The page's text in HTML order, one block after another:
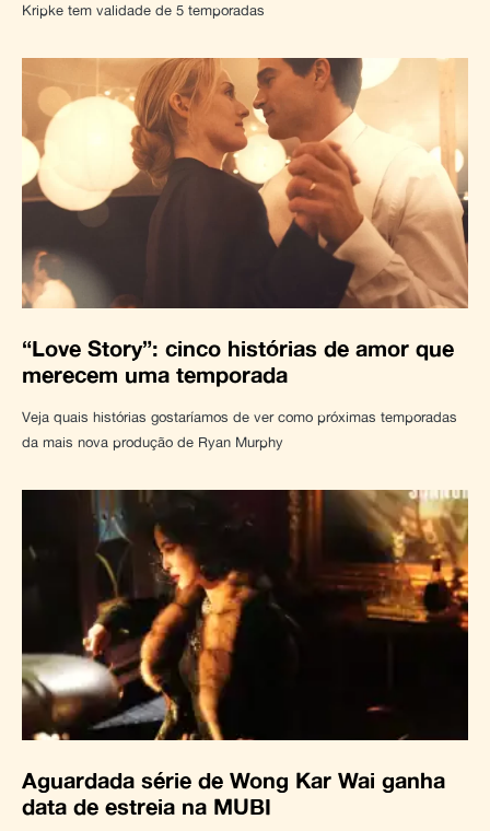
Kripke tem validade de 5 temporadas
“Love Story”: cinco histórias de amor que
merecem uma temporada
Veja quais histórias gostaríamos de ver como próximas temporadas
da mais nova produção de Ryan Murphy
Aguardada série de Wong Kar Wai ganha
data de estreia na MUBI